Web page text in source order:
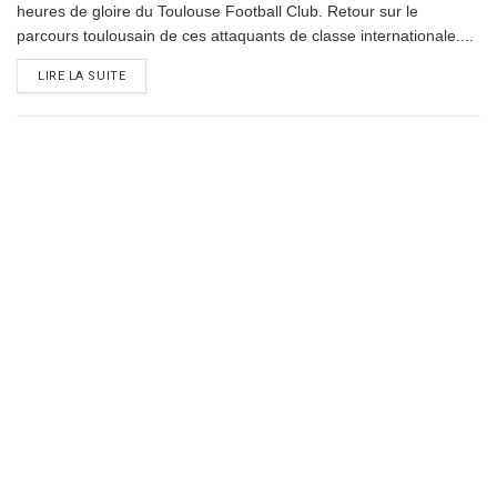
heures de gloire du Toulouse Football Club. Retour sur le
parcours toulousain de ces attaquants de classe internationale....
LIRE LA SUITEDETAILS